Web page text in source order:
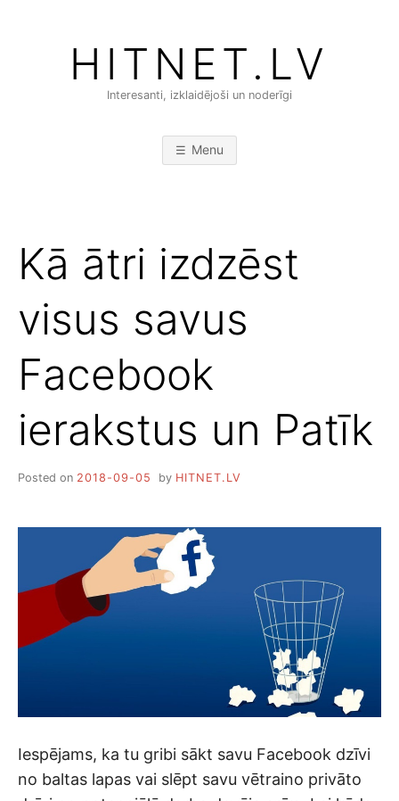
HITNET.LV
Interesanti, izklaidējoši un noderīgi
Menu
Kā ātri izdzēst
visus savus
Facebook
ierakstus un Patīk
Posted on 2018-09-05 by HITNET.LV
Iespējams, ka tu gribi sākt savu Facebook dzīvi
no baltas lapas vai slēpt savu vētraino privāto